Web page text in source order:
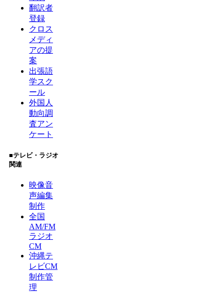
翻訳者
登録
クロス
メディ
アの提
案
出張語
学スク
ール
外国人
動向調
査アン
ケート
■テレビ・ラジオ
関連
映像音
声編集
制作
全国
AM/FM
ラジオ
CM
沖縄テ
レビCM
制作管
理